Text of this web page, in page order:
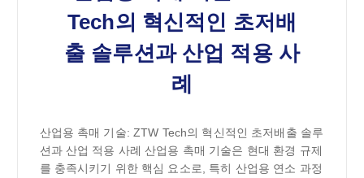
Tech의 혁신적인 초저배
출 솔루션과 산업 적용 사
례
산업용 촉매 기술: ZTW Tech의 혁신적인 초저배출 솔루
션과 산업 적용 사례 산업용 촉매 기술은 현대 환경 규제
를 충족시키기 위한 핵심 요소로, 특히 산업용 연소 과정